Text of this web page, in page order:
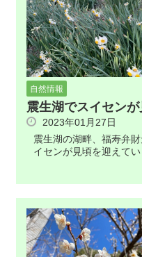
自然情報
震生湖でスイセン
2023年01月27日
震生湖の湖畔、福寿弁
イセンが見頃を迎えてい